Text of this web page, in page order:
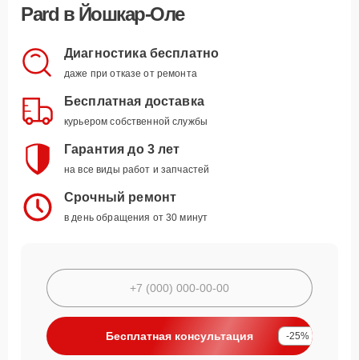
Pard в Йошкар-Оле
Диагностика бесплатно
даже при отказе от ремонта
Бесплатная доставка
курьером собственной службы
Гарантия до 3 лет
на все виды работ и запчастей
Срочный ремонт
в день обращения от 30 минут
Бесплатная консультация -25%